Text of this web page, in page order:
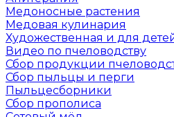
Медоносные растения
Медовая кулинария
Художественная и для
Видео по пчеловодству
Сбор продукции
Сбор пыльцы и перги
Пыльцесборники
Сбор прополиса